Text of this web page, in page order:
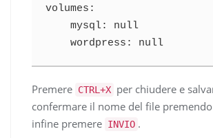
volumes:
    wordpress: null
Premere CTRL+X per chiudere e
confermare il nome del file
infine premere INVIO .